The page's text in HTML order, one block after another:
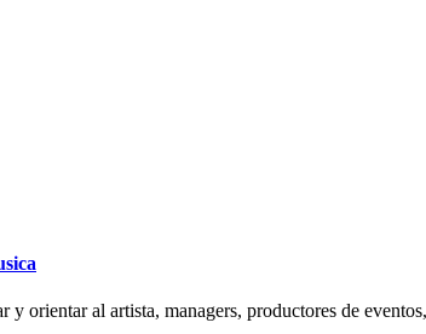
y orientar al artista, managers, productores de